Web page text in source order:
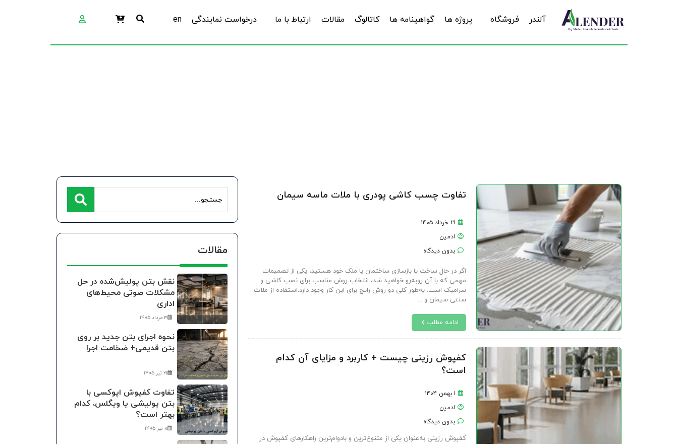
آلندر فروشگاه پروژه ها گواهینامه ها کاتالوگ مقالات ارتباط با ما درخواست نمایندگی en
تفاوت چسب کاشی پودری با ملات ماسه سیمان
۲۱ خرداد ۱۴۰۵
ادمین
بدون دیدگاه
اگر در حال ساخت یا بازسازی ساختمان یا ملک خود هستید، یکی از تصمیمات
مهمی که با آن روبه‌رو خواهید شد، انتخاب روش مناسب برای نصب کاشی و
سرامیک است. به‌طور کلی دو روش رایج برای این کار وجود دارد:استفاده از ملات
سنتی سیمان و ...
ادامه مطلب
کفپوش رزینی چیست + کاربرد و مزایای آن کدام
است؟
۱ بهمن ۱۴۰۴
ادمین
بدون دیدگاه
کفپوش رزینی به‌عنوان یکی از متنوع‌ترین و بادوام‌ترین راهکارهای کفپوش در
مقالات
نقش بتن پولیش‌شده در حل
مشکلات صوتی محیط‌های
اداری
۳ مرداد ۱۴۰۵
نحوه اجرای بتن جدید بر روی
بتن قدیمی+ ضخامت اجرا
۲۱ تیر ۱۴۰۵
تفاوت کفپوش اپوکسی با
بتن پولیشی یا ویگلس، کدام
بهتر است؟
۸ تیر ۱۴۰۵